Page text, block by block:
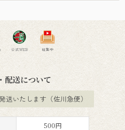
公式WEB 味集中
配送について
送いたします（佐川急便）
500円